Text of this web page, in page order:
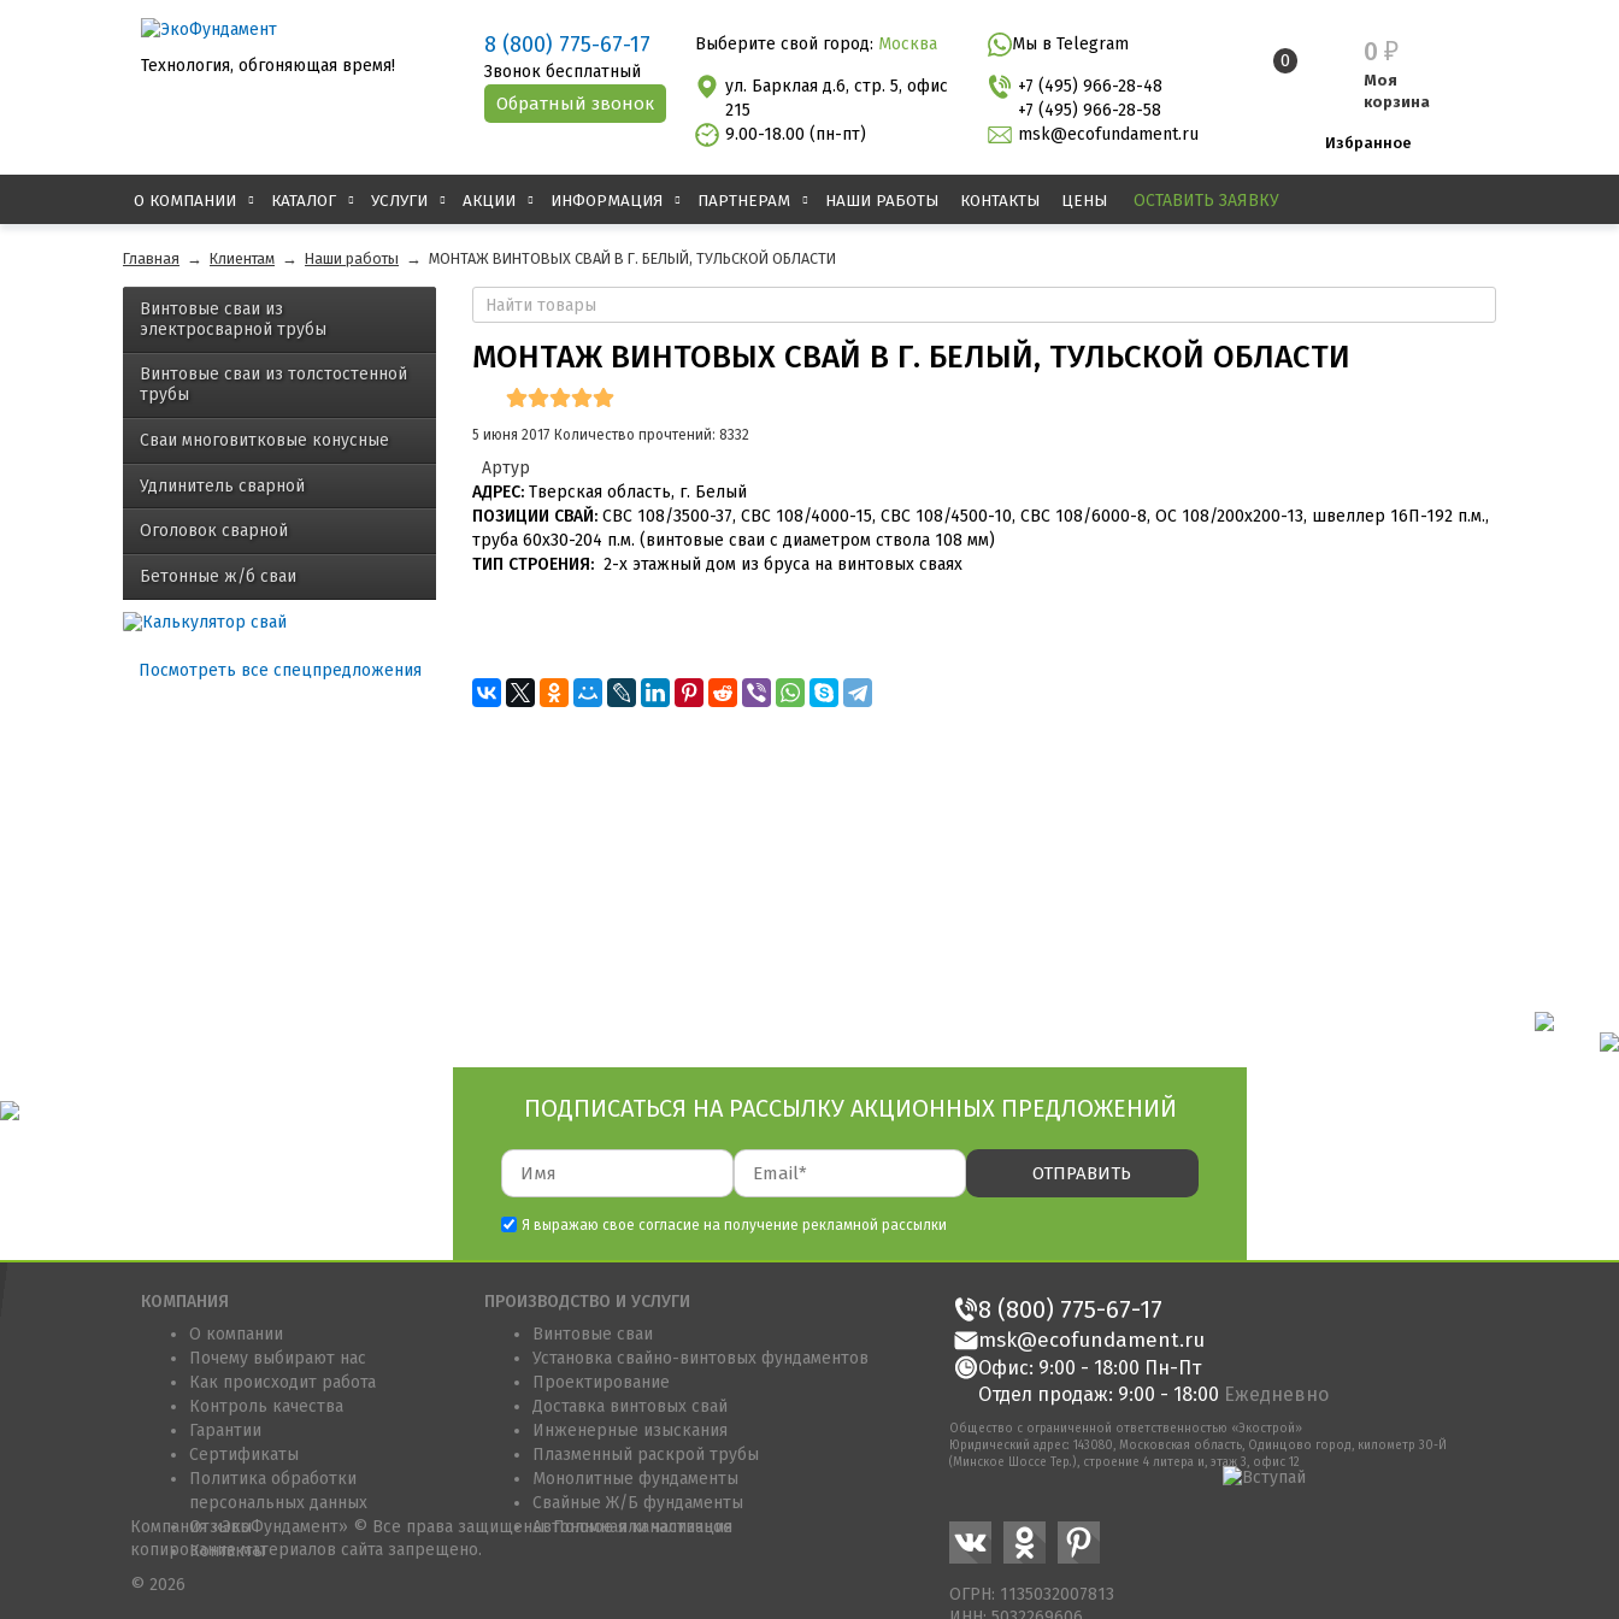
Технология, обгоняющая время!
8 (800) 775-67-17
Звонок бесплатный
Выберите свой город: Москва Мы в Telegram
ул. Барклая д.6, стр. 5, офис
215
+7 (495) 966-28-48
+7 (495) 966-28-58
9.00-18.00 (пн-пт)
msk@ecofundament.ru
0 0 ₽
Моя
корзина
Избранное
О КОМПАНИИ КАТАЛОГ УСЛУГИ АКЦИИ ИНФОРМАЦИЯ ПАРТНЕРАМ НАШИ РАБОТЫ КОНТАКТЫ ЦЕНЫ ОСТАВИТЬ ЗАЯВКУ
Главная → Клиентам → Наши работы → МОНТАЖ ВИНТОВЫХ СВАЙ В Г. БЕЛЫЙ, ТУЛЬСКОЙ ОБЛАСТИ
Винтовые сваи из
электросварной трубы
Винтовые сваи из толстостенной
трубы
Сваи многовитковые конусные
Удлинитель сварной
Оголовок сварной
Бетонные ж/б сваи
Посмотреть все спецпредложения
МОНТАЖ ВИНТОВЫХ СВАЙ В Г. БЕЛЫЙ, ТУЛЬСКОЙ ОБЛАСТИ
5 июня 2017 Количество прочтений: 8332
Артур
АДРЕС: Тверская область, г. Белый
ПОЗИЦИИ СВАЙ: СВС 108/3500-37, СВС 108/4000-15, СВС 108/4500-10, СВС 108/6000-8, ОС 108/200х200-13, швеллер 16П-192 п.м.,
труба 60х30-204 п.м. (винтовые сваи с диаметром ствола 108 мм)
ТИП СТРОЕНИЯ: 2-х этажный дом из бруса на винтовых сваях
ПОДПИСАТЬСЯ НА РАССЫЛКУ АКЦИОННЫХ ПРЕДЛОЖЕНИЙ
Я выражаю свое согласие на получение рекламной рассылки
КОМПАНИЯ
О компании
Почему выбирают нас
Как происходит работа
Контроль качества
Гарантии
Сертификаты
Политика обработки
персональных данных
Отзывы
Контакты
ПРОИЗВОДСТВО И УСЛУГИ
Винтовые сваи
Установка свайно-винтовых фундаментов
Проектирование
Доставка винтовых свай
Инженерные изыскания
Плазменный раскрой трубы
Монолитные фундаменты
Свайные Ж/Б фундаменты
Автономная канализация
8 (800) 775-67-17
msk@ecofundament.ru
Офис: 9:00 - 18:00 Пн-Пт
Отдел продаж: 9:00 - 18:00 Ежедневно
Общество с ограниченной ответственностью «Экострой»
Юридический адрес: 143080, Московская область, Одинцово город, километр 30-Й
(Минское Шоссе Тер.), строение 4 литера и, этаж 3, офис 12
ОГРН: 1135032007813
Компания «ЭкоФундамент» © Все права защищены. Полное или частичное
копирование материалов сайта запрещено.
© 2026